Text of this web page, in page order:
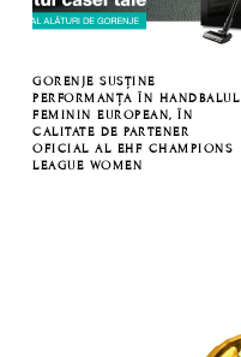
GORENJE SUSȚINE
PERFORMANȚA ÎN HANDBALUL
FEMININ EUROPEAN, ÎN
CALITATE DE PARTENER
OFICIAL AL EHF CHAMPIONS
LEAGUE WOMEN